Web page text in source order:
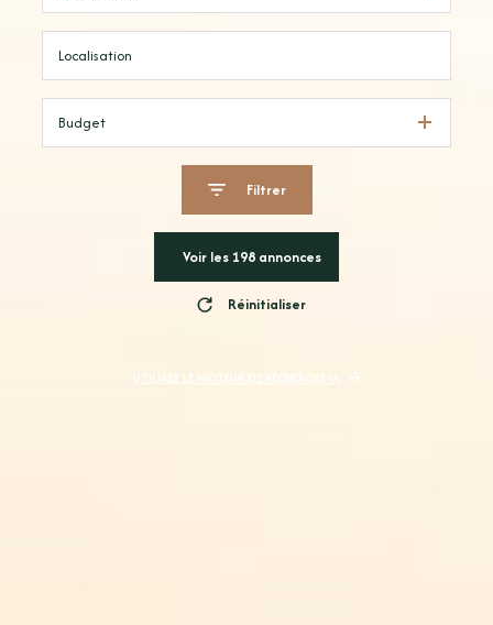
Budget
Filtrer
Voir les 198 annonces
Réinitialiser
UTILISEZ LE MOTEUR DE RECHERCHE IA